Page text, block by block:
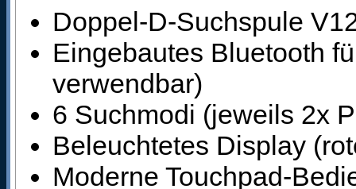
Doppel-D-Suchspule
Eingebautes Bluetooth
verwendbar)
6 Suchmodi (jeweils 2x
Beleuchtetes Display
Moderne Touchpad-